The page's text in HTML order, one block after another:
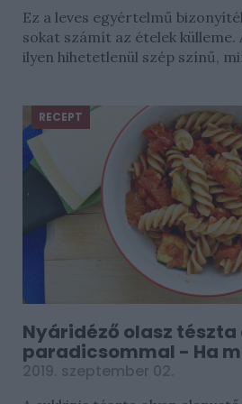
Ez a leves egyértelmű
sokat számít az ételek külleme.
ilyen hihetetlenül szép színű,
RECEPT
Nyáridéző olasz
paradicsommal - Ha
hiányzik
2019. szeptember 02.